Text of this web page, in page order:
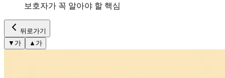
보호자가 꼭 알아야 할 핵심
뒤로가기
▼ 가 ▲ 가